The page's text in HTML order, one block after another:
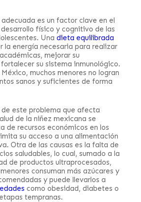
es un factor clave en el
físico y cognitivo de las
Una dieta equilibrada
la energía necesaria para realizar
mejorar su
su sistema inmunológico.
muchos menores no logran
sanos y suficientes de forma
de este problema que afecta
de la niñez mexicana se
de recursos económicos en los
su acceso a una alimentación
Otra de las causas es la falta de
saludables, lo cual, sumado a la
de productos ultraprocesados,
consuman más azúcares y
y puede llevarlos a
como obesidad, diabetes o
tempranas.